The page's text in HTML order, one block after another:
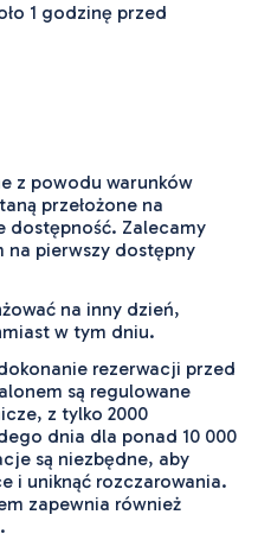
1 godzinę przed
z powodu warunków
przełożone na
dostępność. Zalecamy
na pierwszy dostępny
na inny dzień,
w tym dniu.
rezerwacji przed
są regulowane
z tylko 2000
dnia dla ponad 10 000
są niezbędne, aby
i uniknąć rozczarowania.
zapewnia również